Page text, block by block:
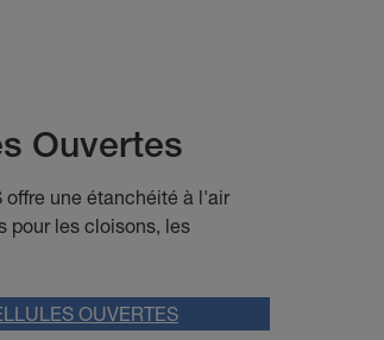
Ouvertes
une étanchéité à l'air
pour les cloisons, les
OUVERTES